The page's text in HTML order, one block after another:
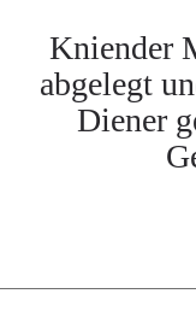
Kniender
abgelegt
Diener